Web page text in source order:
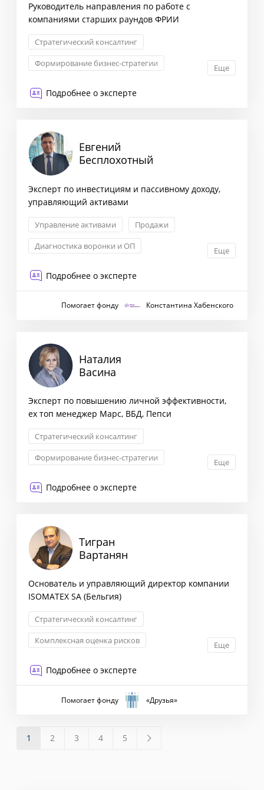
Руководитель направления по работе с
компаниями старших раундов ФРИИ
Стратегический консалтинг
Формирование бизнес-стратегии
Еще
Подробнее о эксперте
Евгений
Бесплохотный
Эксперт по инвестициям и пассивному доходу,
управляющий активами
Управление активами
Продажи
Диагностика воронки и ОП
Еще
Подробнее о эксперте
Помогает фонду Константина Хабенского
Наталия
Васина
Эксперт по повышению личной эффективности,
ex топ менеджер Марс, ВБД, Пепси
Стратегический консалтинг
Формирование бизнес-стратегии
Еще
Подробнее о эксперте
Тигран
Вартанян
Основатель и управляющий директор компании
ISOMATEX SA (Бельгия)
Стратегический консалтинг
Комплексная оценка рисков
Сегментация клиентов
Еще
Подробнее о эксперте
Помогает фонду «Друзья»
1 2 3 4 5